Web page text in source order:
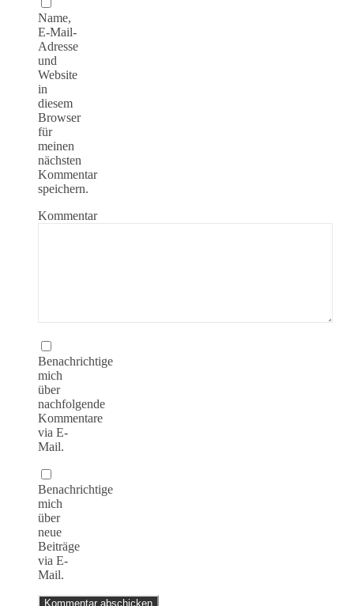
Name,
E-Mail-
Adresse
und
Website
in
diesem
Browser
für
meinen
nächsten
Kommentar
speichern.
Kommentar
Benachrichtige
mich
über
nachfolgende
Kommentare
via E-
Mail.
Benachrichtige
mich
über
neue
Beiträge
via E-
Mail.